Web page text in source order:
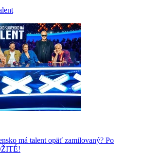
má talent opäť zamilovaný? Po